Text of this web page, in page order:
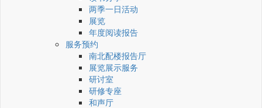
两季一日活动
展览
年度阅读报告
服务预约
南北配楼报告厅
展览展示服务
研讨室
研修专座
和声厅